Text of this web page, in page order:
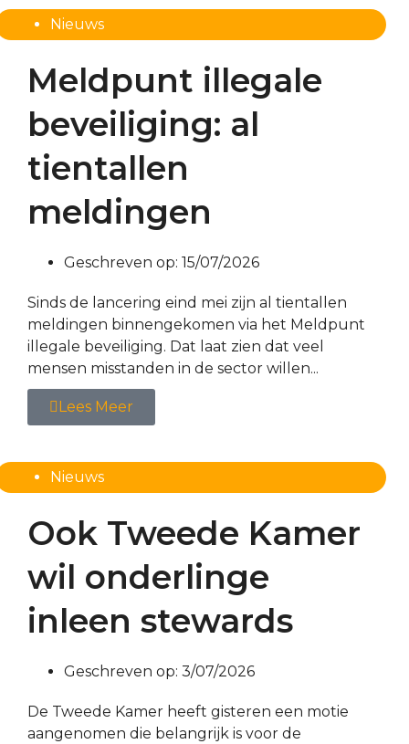
Nieuws
Meldpunt illegale
beveiliging: al
tientallen
meldingen
Geschreven op: 15/07/2026
Sinds de lancering eind mei zijn al tientallen
meldingen binnengekomen via het Meldpunt
illegale beveiliging. Dat laat zien dat veel
mensen misstanden in de sector willen...
Lees Meer
Nieuws
Ook Tweede Kamer
wil onderlinge
inleen stewards
Geschreven op: 3/07/2026
De Tweede Kamer heeft gisteren een motie
aangenomen die belangrijk is voor de